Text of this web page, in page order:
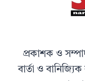
প্রকাশক ও
বার্তা ও